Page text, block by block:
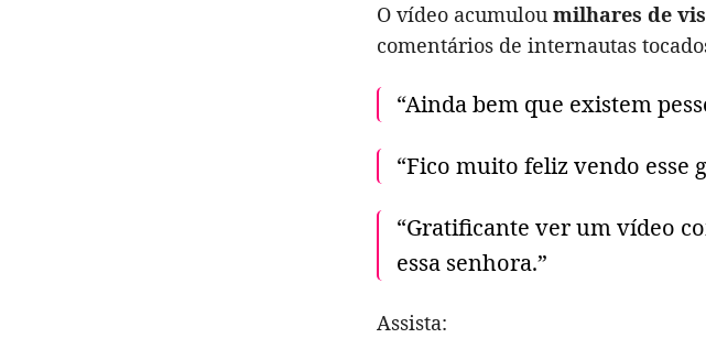
O vídeo acumulou milhares de
comentários de internautas
“Ainda bem que existem
“Fico muito feliz vendo esse
“Gratificante ver um vídeo
essa senhora.”
Assista: